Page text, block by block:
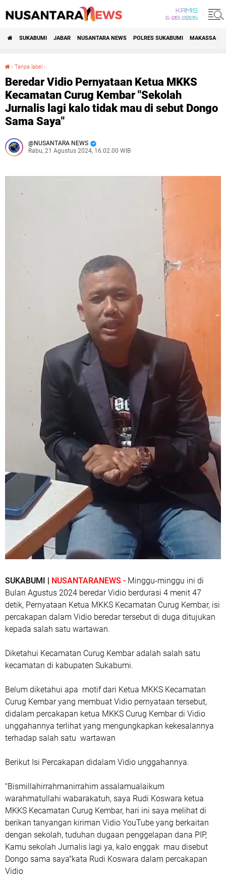
KAMIS
6•08•2026
SUKABUMI JABAR NUSANTARA NEWS POLRES SUKABUMI MAKASSAR
› Tanpa label ›
Beredar Vidio Pernyataan Ketua MKKS
Kecamatan Curug Kembar "Sekolah
Jurnalis lagi kalo tidak mau di sebut Dongo
Sama Saya"
NUSANTARA NEWS
Rabu, 21 Agustus 2024, 16.02.00 WIB
SUKABUMI | NUSANTARANEWS - Minggu-minggu ini di
Bulan Agustus 2024 beredar Vidio berdurasi 4 menit 47
detik, Pernyataan Ketua MKKS Kecamatan Curug Kembar, isi
percakapan dalam Vidio beredar tersebut di duga ditujukan
kepada salah satu wartawan.
Diketahui Kecamatan Curug Kembar adalah salah satu
kecamatan di kabupaten Sukabumi.
Belum diketahui apa motif dari Ketua MKKS Kecamatan
Curug Kembar yang membuat Vidio pernyataan tersebut,
didalam percakapan ketua MKKS Curug Kembar di Vidio
unggahannya terlihat yang mengungkapkan kekesalannya
terhadap salah satu wartawan
Berikut Isi Percakapan didalam Vidio unggahannya.
"Bismillahirrahmanirrahim assalamualaikum
warahmatullahi wabarakatuh, saya Rudi Koswara ketua
MKKS Kecamatan Curug Kembar, hari ini saya melihat di
berikan tanyangan kiriman Vidio YouTube yang berkaitan
dengan sekolah, tuduhan dugaan penggelapan dana PIP,
Kamu sekolah Jurnalis lagi ya, kalo enggak mau disebut
Dongo sama saya"kata Rudi Koswara dalam percakapan
Vidio